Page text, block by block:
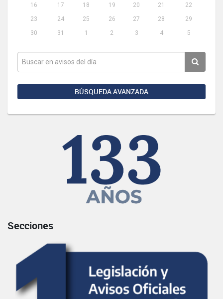
16
17 18 19 20 21
22
23
24 25 26 27 28
29
30
31 1 2 3 4 5
BÚSQUEDA AVANZADA
Secciones